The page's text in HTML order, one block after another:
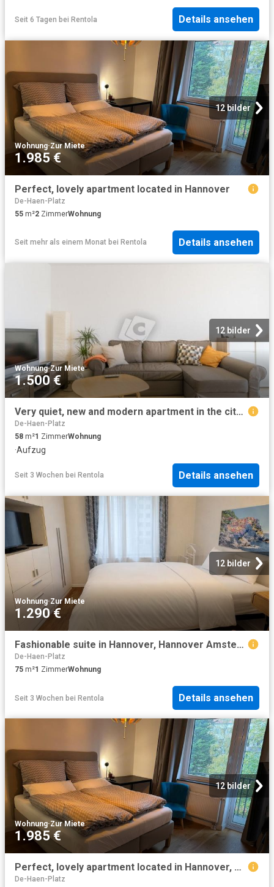
Seit 6 Tagen bei Rentola Details ansehen
12 bilder
Wohnung·Zur Miete
1.985 €
Perfect, lovely apartment located in Hannover
De-Haen-Platz
55 m²2 ZimmerWohnung
Seit mehr als einem Monat bei Rentola Details ansehen
12 bilder
Wohnung·Zur Miete
1.500 €
Very quiet, new and modern apartment in the city center of Hanover, Hannover Amsterdam Apartments for Rent
De-Haen-Platz
58 m²1 ZimmerWohnung
·Aufzug
Seit 3 Wochen bei Rentola Details ansehen
12 bilder
Wohnung·Zur Miete
1.290 €
Fashionable suite in Hannover, Hannover Amsterdam Apartments for Rent
De-Haen-Platz
75 m²1 ZimmerWohnung
Seit 3 Wochen bei Rentola Details ansehen
12 bilder
Wohnung·Zur Miete
1.985 €
Perfect, lovely apartment located in Hannover, Hannover Amsterdam Apartments for Rent
De-Haen-Platz